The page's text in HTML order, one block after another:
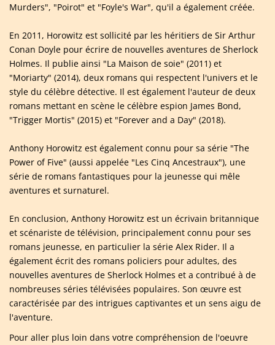
Murders", "Poirot" et "Foyle's War", qu'il a également créée.
En 2011, Horowitz est sollicité par les héritiers de Sir Arthur
Conan Doyle pour écrire de nouvelles aventures de Sherlock
Holmes. Il publie ainsi "La Maison de soie" (2011) et
"Moriarty" (2014), deux romans qui respectent l'univers et le
style du célèbre détective. Il est également l'auteur de deux
romans mettant en scène le célèbre espion James Bond,
"Trigger Mortis" (2015) et "Forever and a Day" (2018).
Anthony Horowitz est également connu pour sa série "The
Power of Five" (aussi appelée "Les Cinq Ancestraux"), une
série de romans fantastiques pour la jeunesse qui mêle
aventures et surnaturel.
En conclusion, Anthony Horowitz est un écrivain britannique
et scénariste de télévision, principalement connu pour ses
romans jeunesse, en particulier la série Alex Rider. Il a
également écrit des romans policiers pour adultes, des
nouvelles aventures de Sherlock Holmes et a contribué à de
nombreuses séries télévisées populaires. Son œuvre est
caractérisée par des intrigues captivantes et un sens aigu de
l'aventure.
Pour aller plus loin dans votre compréhension de l'oeuvre